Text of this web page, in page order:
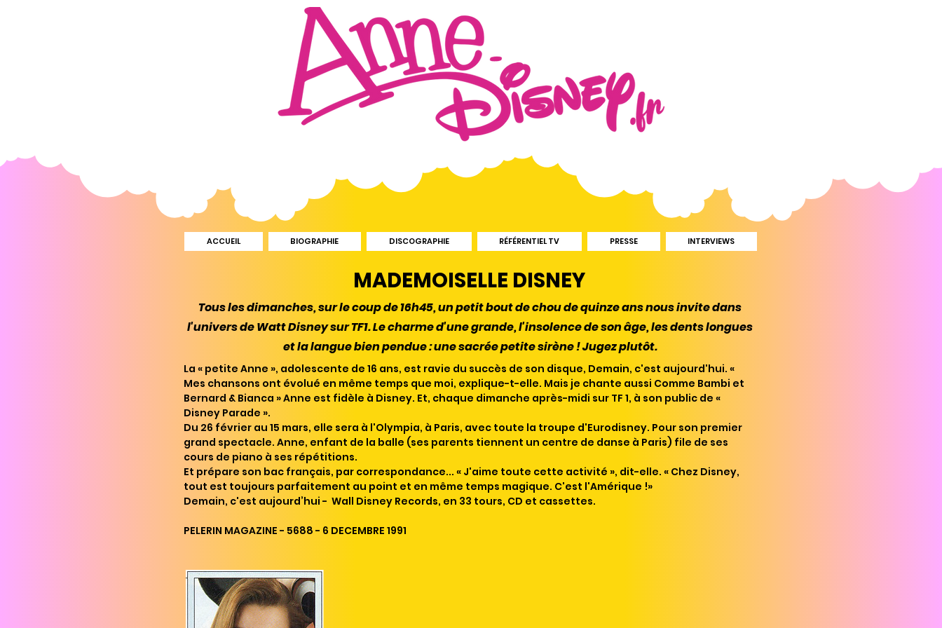
ACCUEIL BIOGRAPHIE DISCOGRAPHIE RÉFÉRENTIEL TV PRESSE INTERVIEWS
MADEMOISELLE DISNEY
Tous les dimanches, sur le coup de 16h45, un petit bout de chou de quinze ans nous invite dans
l'univers de Watt Disney sur TF1.Le charme d'une grande, l'insolence de son âge, les dents longues
et la langue bien pendue : une sacrée petite sirène ! Jugez plutôt.
La « petite Anne », adolescente de 16 ans, est ravie du succès de son disque, Demain, c'est aujourd'hui. «
Mes chansons ont évolué en même temps que moi, explique-t-elle. Mais je chante aussi Comme Bambi et
Bernard & Bianca » Anne est fidèle à Disney. Et, chaque dimanche après-midi sur TF 1, à son public de «
Disney Parade ».
Du 26 février au 15 mars, elle sera à l'Olympia, à Paris, avec toute la troupe d'Eurodisney. Pour son premier
grand spectacle. Anne, enfant de la balle (ses parents tiennent un centre de danse à Paris) file de ses
cours de piano à ses répétitions.
Et prépare son bac français, par correspondance... « J'aime toute cette activité », dit-elle. « Chez Disney,
tout est toujours parfaitement au point et en même temps magique. C'est l'Amérique !»
Demain, c'est aujourd’hui - Wall Disney Records, en 33 tours, CD et cassettes.
PELERIN MAGAZINE - 5688 - 6 DECEMBRE 1991